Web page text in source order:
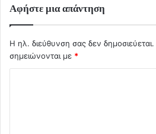
Αφήστε μια απάντηση
Η ηλ. διεύθυνση σας δεν δημοσιεύεται.
σημειώνονται με *